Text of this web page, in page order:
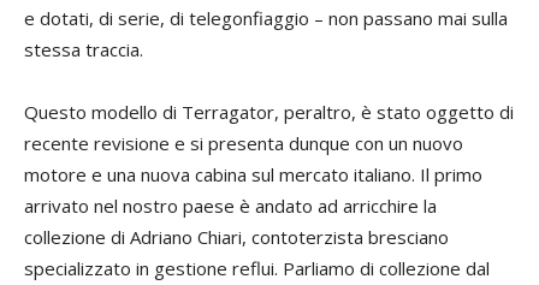
e dotati, di serie, di telegonfiaggio – non passano mai sulla
stessa traccia.
Questo modello di Terragator, peraltro, è stato oggetto di
recente revisione e si presenta dunque con un nuovo
motore e una nuova cabina sul mercato italiano. Il primo
arrivato nel nostro paese è andato ad arricchire la
collezione di Adriano Chiari, contoterzista bresciano
specializzato in gestione reflui. Parliamo di collezione dal